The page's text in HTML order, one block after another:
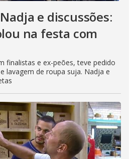
e discussões:
na festa com
finalistas e ex-peões, teve pedido
lavagem de roupa suja. Nadja e